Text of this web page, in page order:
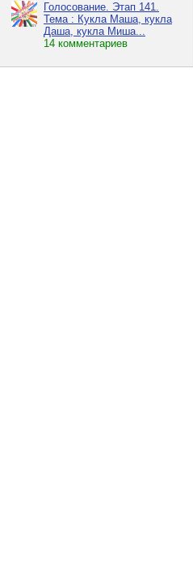
Голосование. Этап 141.
Тема : Кукла Маша, кукла
Даша, кукла Миша...
14 комментариев